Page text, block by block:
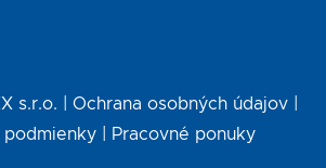
s.r.o. | Ochrana osobných údajov
| Pracovné ponuky